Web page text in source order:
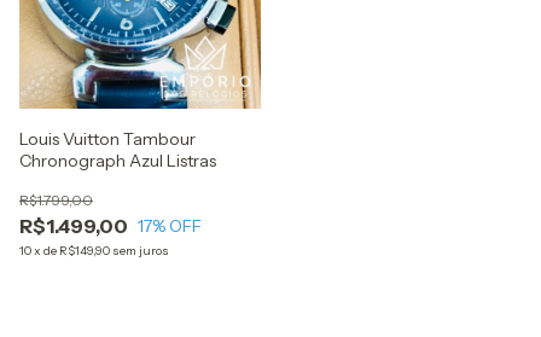
Louis Vuitton Tambour
Chronograph Azul Listras
R$1.499,00
R$1.799,00
17% OFF
10x de R$149,90 sem juros